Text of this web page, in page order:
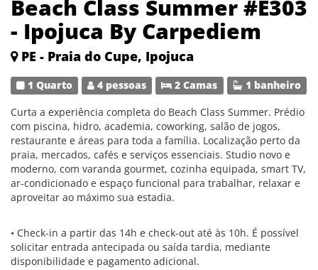
Beach Class Summer #E303
- Ipojuca By Carpediem
PE - Praia do Cupe, Ipojuca
1 Quarto 4 pessoas 2 Camas 1 banheiro
Curta a experiência completa do Beach Class Summer. Prédio
com piscina, hidro, academia, coworking, salão de jogos,
restaurante e áreas para toda a família. Localização perto da
praia, mercados, cafés e serviços essenciais. Studio novo e
moderno, com varanda gourmet, cozinha equipada, smart TV,
ar-condicionado e espaço funcional para trabalhar, relaxar e
aproveitar ao máximo sua estadia.
• Check-in a partir das 14h e check-out até às 10h. É possível
solicitar entrada antecipada ou saída tardia, mediante
disponibilidade e pagamento adicional.